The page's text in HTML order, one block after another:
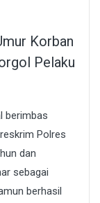
Korban
Pelaku
berimbas
Polres
dan
sebagai
berhasil